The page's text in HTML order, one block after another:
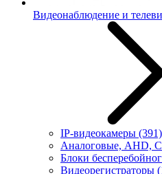
Видеонаблюдение и
IP-видеокамеры (391)
Аналоговые, AHD,
Блоки
Видеорегистраторы